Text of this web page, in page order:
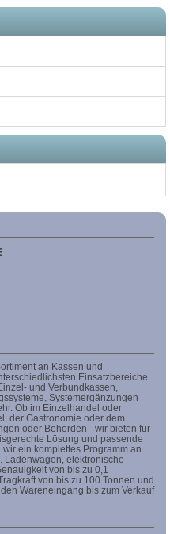
an Kassen und
Einsatzbereiche
und Verbundkassen,
Systemergänzungen
Ob im Einzelhandel oder
der Gastronomie oder dem
oder Behörden - wir bieten für
Lösung und passende
ein komplettes Programm an
Ladenwagen, elektronische
von bis zu 0,1
von bis zu 100 Tonnen und
Wareneingang bis zum Verkauf